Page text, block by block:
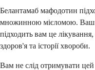
Белантамаб мафодотин
множинною мієломою. Ваш
підходить вам це
здоров'я та історії хвороби.
Вам не слід отримувати цей